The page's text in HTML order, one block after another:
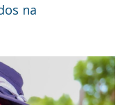
na